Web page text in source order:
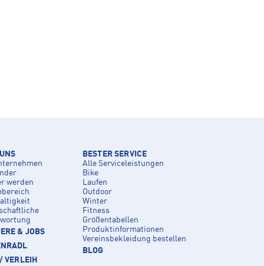
werden
& JOBS
VERLEIH
BESTER SERVICE
Alle Serviceleistungen
Bike
Laufen
Outdoor
Winter
Fitness
Größentabellen
Produktinformationen
Vereinsbekleidung bestellen
BLOG